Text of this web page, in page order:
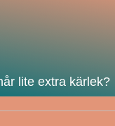
lite extra kärlek?